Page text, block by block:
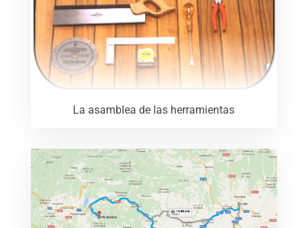
La asamblea de las herramientas